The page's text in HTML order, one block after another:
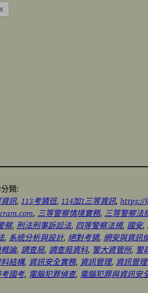
X
分類:
訊, 113考猜班, 114加1三等資訊, https://
, 三等警察情境實務, 三等警察法
察, 刑法刑事訴訟法, 四等警察法規, 國安,
, 系統分析與設計, 絕對考猜, 網安與資訊
論, 調查局, 調查局資科, 警大資管所, 警
料結構, 資訊安全實務, 資訊管理, 資訊管
國考, 電腦犯罪偵查, 電腦犯罪與資訊安